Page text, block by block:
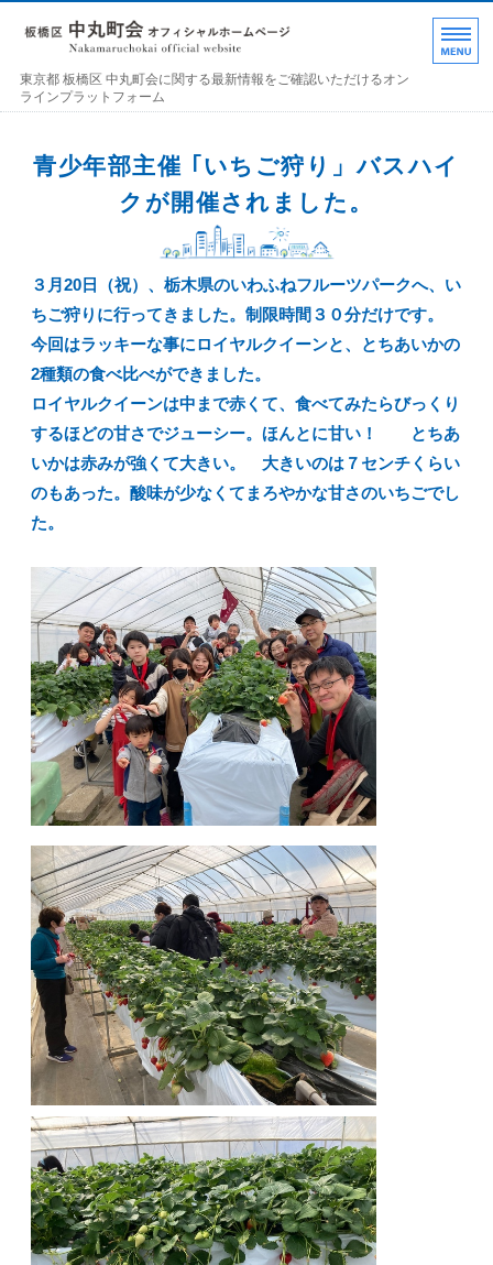
東京都 板橋区 中丸町
東京都 板橋区 中丸町会に関する最新情報をご確認いただけるオン
ラインプラットフォーム
町会加入のお誘い
お問い合わせ･連絡事項
青少年部主催 ｢いちご狩り」バスハイ
クが開催されました。
３月20日（祝）、栃木県のいわふねフルーツパークへ、い
ちご狩りに行ってきました。制限時間３０分だけです。
今回はラッキーな事にロイヤルクイーンと、とちあいかの
2種類の食べ比べができました。
ロイヤルクイーンは中まで赤くて、食べてみたらびっくり
するほどの甘さでジューシー。ほんとに甘い！ とちあ
いかは赤みが強くて大きい。 大きいのは７センチくらい
のもあった。酸味が少なくてまろやかな甘さのいちごでし
た。